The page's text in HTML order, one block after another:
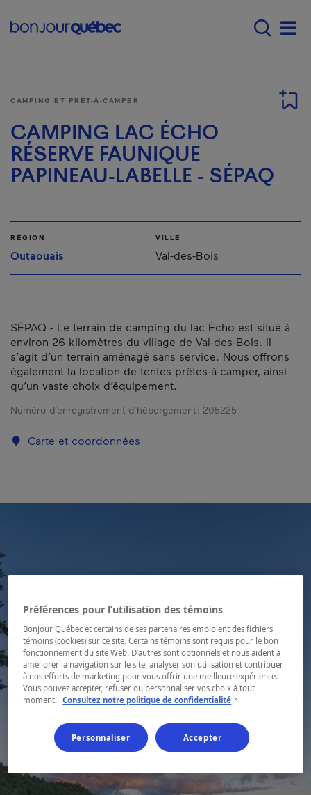
Main navigation -
CAMPING ET PRÊT-À-CAMPER
CAMPING LAC ÉCHO
RÉSERVE FAUNIQUE
PAPINEAU-LABELLE - SÉPAQ
RÉGION
Outaouais
VILLE
Val-des-Bois
SÉPAQ - Le terrain de camping du lac Écho est situé à
environ 26 kilomètres du village de Val-des-Bois. Il
s’agit d’un terrain aménagé sans service. Nous offrons
également la location de tentes prêtes-à-camper, ainsi
qu’un vaste choix d’équipement.
Numéro d’enregistrement d’hébergement : 205225
Carte et coordonnées
Préférences pour l’utilisation des témoins
Bonjour Québec et certains de ses partenaires emploient des fichiers
témoins (cookies) sur ce site. Certains témoins sont requis pour le bon
fonctionnement du site Web. D’autres sont optionnels et nous aident à
améliorer la navigation sur le site, analyser son utilisation et contribuer
à nos efforts de marketing pour vous offrir une meilleure expérience.
Vous pouvez accepter, refuser ou personnaliser vos choix à tout
moment. Consultez notre politique de confidentialité- Cet hyperlien
Personnaliser Accepter